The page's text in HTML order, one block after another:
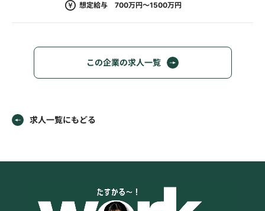
想定給与 700万円～1500万円
この企業の求人一覧
求人一覧にもどる